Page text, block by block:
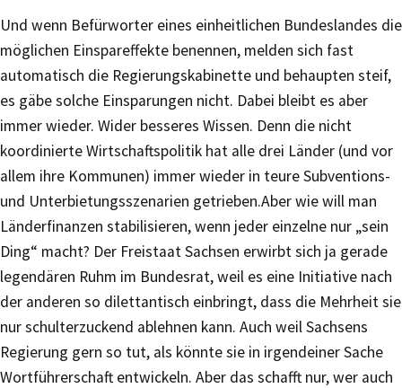
Und wenn Befürworter eines einheitlichen Bundeslandes die
möglichen Einspareffekte benennen, melden sich fast
automatisch die Regierungskabinette und behaupten steif,
es gäbe solche Einsparungen nicht. Dabei bleibt es aber
immer wieder. Wider besseres Wissen. Denn die nicht
koordinierte Wirtschaftspolitik hat alle drei Länder (und vor
allem ihre Kommunen) immer wieder in teure Subventions-
und Unterbietungsszenarien getrieben.Aber wie will man
Länderfinanzen stabilisieren, wenn jeder einzelne nur „sein
Ding“ macht? Der Freistaat Sachsen erwirbt sich ja gerade
legendären Ruhm im Bundesrat, weil es eine Initiative nach
der anderen so dilettantisch einbringt, dass die Mehrheit sie
nur schulterzuckend ablehnen kann. Auch weil Sachsens
Regierung gern so tut, als könnte sie in irgendeiner Sache
Wortführerschaft entwickeln. Aber das schafft nur, wer auch